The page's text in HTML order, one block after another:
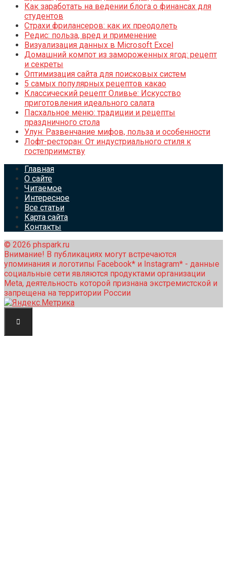
Как заработать на ведении блога о финансах для
студентов
Страхи фрилансеров: как их преодолеть
Редис: польза, вред и применение
Визуализация данных в Microsoft Excel
Домашний компот из замороженных ягод: рецепт
и секреты
Оптимизация сайта для поисковых систем
5 самых популярных рецептов какао
Классический рецепт Оливье: Искусство
приготовления идеального салата
Пасхальное меню: традиции и рецепты
праздничного стола
Улун: Развенчание мифов, польза и особенности
Лофт-ресторан: От индустриального стиля к
гостеприимству
Главная
О сайте
Читаемое
Интересное
Все статьи
Карта сайта
Контакты
© 2026 phspark.ru
Внимание! В публикациях могут встречаются
упоминания и логотипы Facebook* и Instagram* - данные
социальные сети являются продуктами организации
Meta, деятельность которой признана экстремистской и
запрещена на территории России